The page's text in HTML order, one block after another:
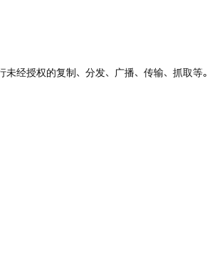
经授权的复制、分发、广播、传输、抓取等。